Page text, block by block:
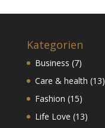
Kategorien
Business (7)
Care & health (13)
Fashion (15)
Life Love (13)